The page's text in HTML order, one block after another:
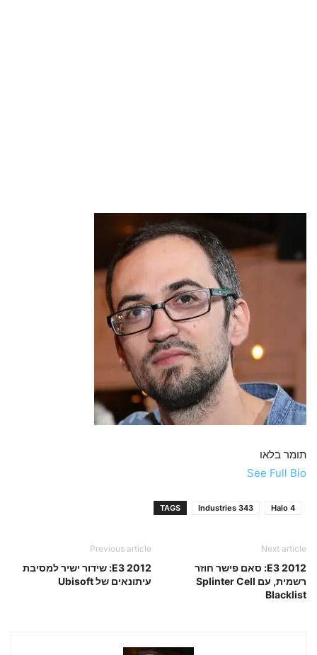
תומר בלאו
See Full Bio
TAGS 343 Industries Halo 4
Previous article
E3 2012: שידור ישיר למסיבת
עיתונאים של Ubisoft
Next article
E3 2012: סאם פישר חוזר
רשמית, עם Splinter Cell
Blacklist